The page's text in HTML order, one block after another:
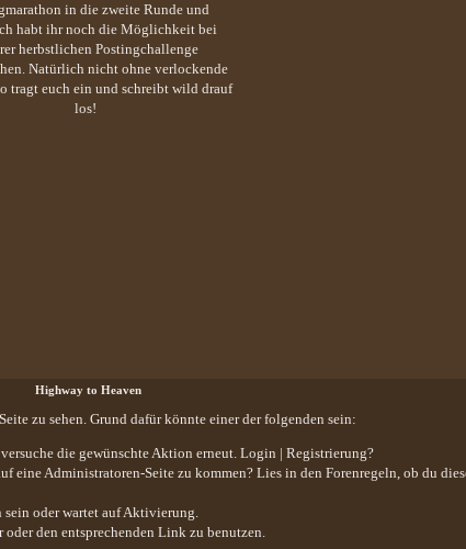
in die zweite Runde und
habt ihr noch die Möglichkeit bei
herbstlichen Postingchallenge
Natürlich nicht ohne verlockende
tragt euch ein und schreibt wild drauf
los!
Highway to Heaven
zu sehen. Grund dafür könnte einer der folgenden sein:
die gewünschte Aktion erneut. Login | Registrierung?
eine Administratoren-Seite zu kommen? Lies in den Forenregeln, ob du
oder wartet auf Aktivierung.
oder den entsprechenden Link zu benutzen.